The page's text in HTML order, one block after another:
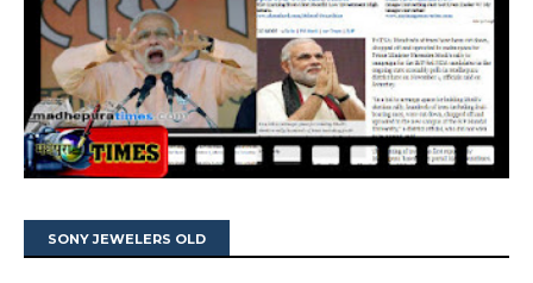
SONY JEWELERS OLD